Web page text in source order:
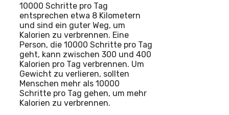
10000 Schritte pro Tag
entsprechen etwa 8 Kilometern
und sind ein guter Weg, um
Kalorien zu verbrennen. Eine
Person, die 10000 Schritte pro Tag
geht, kann zwischen 300 und 400
Kalorien pro Tag verbrennen. Um
Gewicht zu verlieren, sollten
Menschen mehr als 10000
Schritte pro Tag gehen, um mehr
Kalorien zu verbrennen.